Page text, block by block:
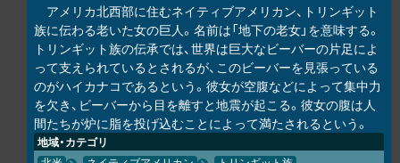
アメリカ北西部に住むネイティブアメリカン、トリンギット
族に伝わる老いた女の巨人。名前は「地下の老女」を意味する。
トリンギット族の伝承では、世界は巨大なビーバーの片足によ
って支えられているとされるが、このビーバーを見張っている
のがハイカナコであるという。彼女が空腹などによって集中力
を欠き、ビーバーから目を離すと地震が起こる。彼女の腹は人
間たちが炉に脂を投げ込むことによって満たされるという。
地域・カテゴリ